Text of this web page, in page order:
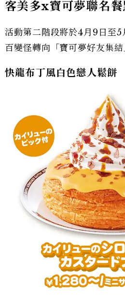
客美多x寶可夢聯名
活動第二階段將於4月9日至5
百變怪轉向「寶可夢好友集結
快龍布丁風白色戀人鬆餅